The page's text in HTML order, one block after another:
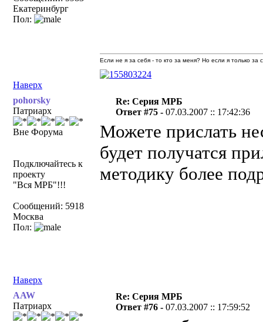
Екатеринбург
Пол:
Наверх
Если не я за себя - то кто за меня? Но если я только
pohorsky
Патриарх
Вне Форума
Подключайтесь к
проекту
"Вся МРБ"!!!
Сообщений: 5918
Москва
Пол:
Re: Серия МРБ
Ответ #75 -07.03.2007 :: 17:42:36
Можете прислать
будет получатся
методику более
Наверх
AAW
Патриарх
Re: Серия МРБ
Ответ #76 -07.03.2007 :: 17:59:52